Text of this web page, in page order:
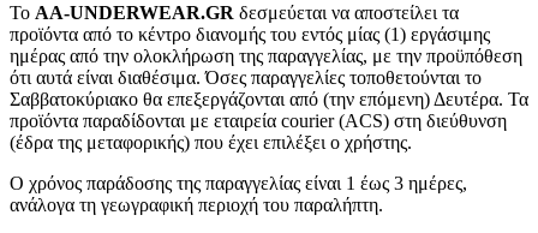
To AA-UNDERWEAR.GR δεσμεύεται να αποστείλει τα
προϊόντα από το κέντρο διανομής του εντός μίας (1) εργάσιμης
ημέρας από την ολοκλήρωση της παραγγελίας, με την προϋπόθεση
ότι αυτά είναι διαθέσιμα. Όσες παραγγελίες τοποθετούνται το
Σαββατοκύριακο θα επεξεργάζονται από (την επόμενη) Δευτέρα. Τα
προϊόντα παραδίδονται με εταιρεία courier (ACS) στη διεύθυνση
(έδρα της μεταφορικής) που έχει επιλέξει ο χρήστης.
Ο χρόνος παράδοσης της παραγγελίας είναι 1 έως 3 ημέρες,
ανάλογα τη γεωγραφική περιοχή του παραλήπτη.